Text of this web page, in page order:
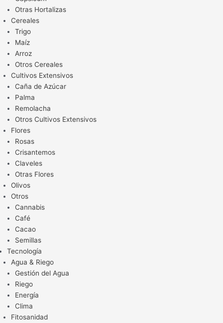
Otras Hortalizas
Cereales
Trigo
Maíz
Arroz
Otros Cereales
Cultivos Extensivos
Caña de Azúcar
Palma
Remolacha
Otros Cultivos Extensivos
Flores
Rosas
Crisantemos
Claveles
Otras Flores
Olivos
Otros
Cannabis
Café
Cacao
Semillas
Tecnología
Agua & Riego
Gestión del Agua
Riego
Energía
Clima
Fitosanidad